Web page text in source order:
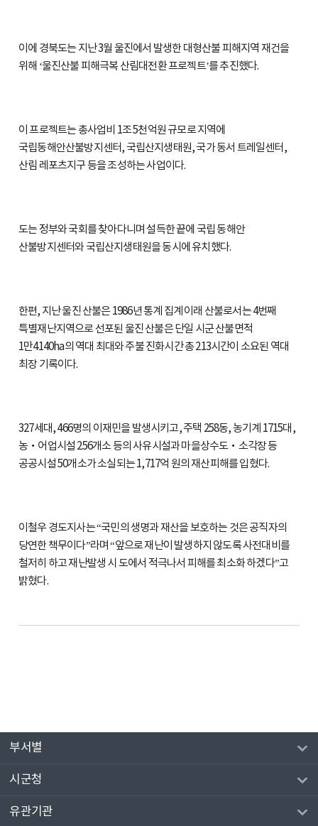
이에 경북도는 지난 3월 울진에서 발생한 대형산불 피해지역 재건을
위해 ‘울진산불 피해극복 산림대전환 프로젝트’를 추진했다.
이 프로젝트는 총사업비 1조 5천억원 규모로 지역에
국립동해안산불방지센터, 국립산지생태원, 국가 동서 트레일센터,
산림 레포츠지구 등을 조성하는 사업이다.
도는 정부와 국회를 찾아다니며 설득한 끝에 국립 동해안
산불방지센터와 국립산지생태원을 동시에 유치했다.
한편, 지난 울진 산불은 1986년 통계 집계 이래 산불로서는 4번째
특별재난지역으로 선포된 울진 산불은 단일 시군 산불면적
1만4140ha의 역대 최대와 주불 진화시간 총 213시간이 소요된 역대
최장 기록이다.
327세대, 466명의 이재민을 발생시키고, 주택 258동, 농기계 1715대,
농‧어업시설 256개소 등의 사유시설과 마을상수도‧소각장 등
공공시설 50개소가 소실되는 1,717억 원의 재산피해를 입혔다.
이철우 경도지사는 “국민의 생명과 재산을 보호하는 것은 공직자의
당연한 책무이다”라며 “앞으로 재난이 발생하지 않도록 사전대비를
철저히 하고 재난발생 시 도에서 적극나서 피해를 최소화 하겠다”고
밝혔다.
부서별
시군청
유관기관